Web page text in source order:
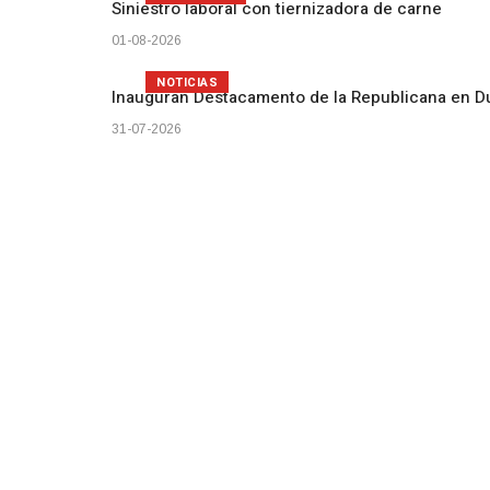
Siniestro laboral con tiernizadora de carne
01-08-2026
Inauguran Destacamento de la Republicana en
31-07-2026
NOTICIAS